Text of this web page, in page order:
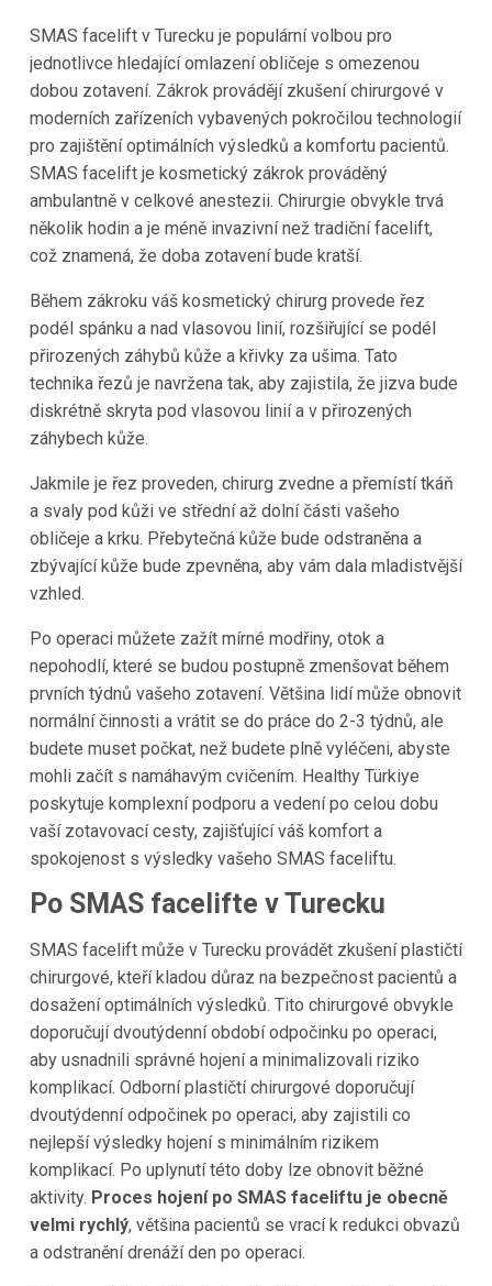
SMAS facelift v Turecku je populární volbou pro
jednotlivce hledající omlazení obličeje s omezenou
dobou zotavení. Zákrok provádějí zkušení chirurgové v
moderních zařízeních vybavených pokročilou technologií
pro zajištění optimálních výsledků a komfortu pacientů.
SMAS facelift je kosmetický zákrok prováděný
ambulantně v celkové anestezii. Chirurgie obvykle trvá
několik hodin a je méně invazivní než tradiční facelift,
což znamená, že doba zotavení bude kratší.
Během zákroku váš kosmetický chirurg provede řez
podél spánku a nad vlasovou linií, rozšiřující se podél
přirozených záhybů kůže a křivky za ušima. Tato
technika řezů je navržena tak, aby zajistila, že jizva bude
diskrétně skryta pod vlasovou linií a v přirozených
záhybech kůže.
Jakmile je řez proveden, chirurg zvedne a přemístí tkáň
a svaly pod kůži ve střední až dolní části vašeho
obličeje a krku. Přebytečná kůže bude odstraněna a
zbývající kůže bude zpevněna, aby vám dala mladistvější
vzhled.
Po operaci můžete zažít mírné modřiny, otok a
nepohodlí, které se budou postupně zmenšovat během
prvních týdnů vašeho zotavení. Většina lidí může obnovit
normální činnosti a vrátit se do práce do 2-3 týdnů, ale
budete muset počkat, než budete plně vyléčeni, abyste
mohli začít s namáhavým cvičením. Healthy Türkiye
poskytuje komplexní podporu a vedení po celou dobu
vaší zotavovací cesty, zajišťující váš komfort a
spokojenost s výsledky vašeho SMAS faceliftu.
Po SMAS facelifte v Turecku
SMAS facelift může v Turecku provádět zkušení plastičtí
chirurgové, kteří kladou důraz na bezpečnost pacientů a
dosažení optimálních výsledků. Tito chirurgové obvykle
doporučují dvoutýdenní období odpočinku po operaci,
aby usnadnili správné hojení a minimalizovali riziko
komplikací. Odborní plastičtí chirurgové doporučují
dvoutýdenní odpočinek po operaci, aby zajistili co
nejlepší výsledky hojení s minimálním rizikem
komplikací. Po uplynutí této doby lze obnovit běžné
aktivity. Proces hojení po SMAS faceliftu je obecně
velmi rychlý, většina pacientů se vrací k redukci obvazů
a odstranění drenáží den po operaci.